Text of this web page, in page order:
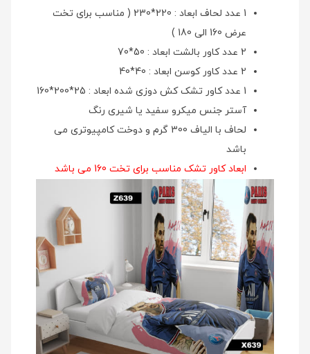
1 عدد لحاف ابعاد : 220*230 ( مناسب برای تخت
عرض 160 الی 180 )
2 عدد کاور بالشت ابعاد : 50*70
2 عدد کاور کوسن ابعاد : 40*40
1 عدد کاور تشک کش دوزی شده ابعاد : 25*200*160
آستر جنس میکرو سفید یا شیری رنگ
لحاف با الیاف 300 گرم و دوخت کامپیوتری می
باشد
ابعاد کاور تشک مناسب برای تخت 160 می باشد